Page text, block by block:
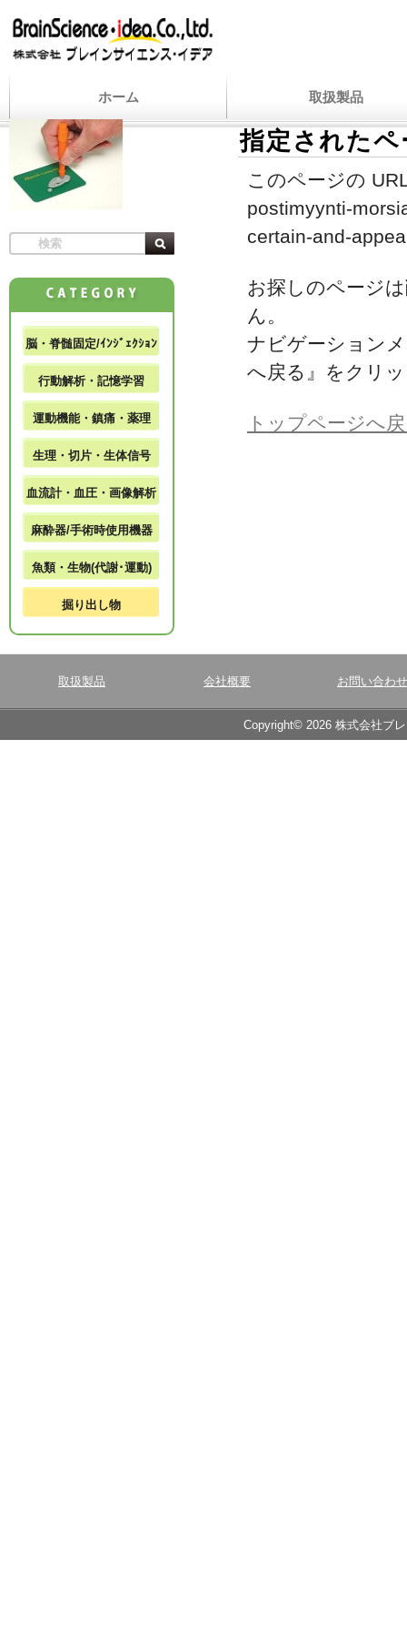
ホーム 取扱製品
指定された
このページの
postimyynti-
certain-and-
お探しのページ
ん。
ナビゲーション
へ戻る』をクリ
トップページへ
脳・脊髄固定/ｲﾝｼﾞｪｸｼｮﾝ
行動解析・記憶学習
運動機能・鎮痛・薬理
生理・切片・生体信号
血流計・血圧・画像解析
麻酔器/手術時使用機器
魚類・生物(代謝･運動)
掘り出し物
取扱製品 会社概要 お問い合わせ
Copyright© 2026 株式会社ブ